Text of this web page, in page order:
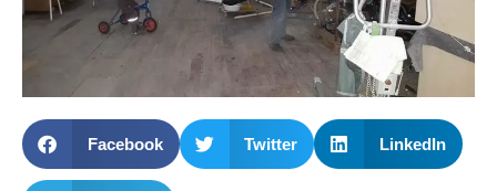
Facebook Twitter LinkedIn